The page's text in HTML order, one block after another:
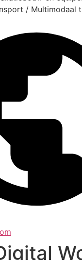
/ Multimodaal